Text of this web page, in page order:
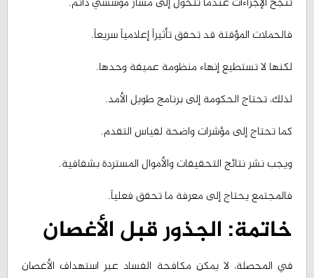
فالحملات المؤقتة قد تحقق تأثيراً إعلامياً سريعاً.
لكنها لا تستطيع إنهاء منظومة عميقة وحدها.
لذلك، تحتاج الحكومة إلى برنامج طويل الأمد.
كما تحتاج إلى مؤشرات واضحة لقياس التقدم.
ويجب نشر نتائج التحقيقات والأموال المستردة بشفافية.
فالمجتمع يحتاج إلى معرفة ما تحقق فعلياً.
خاتمة: الجذور قبل الأغصان
في المحصلة، لا يمكن مكافحة الفساد عبر استهداف الأغصان
فقط.